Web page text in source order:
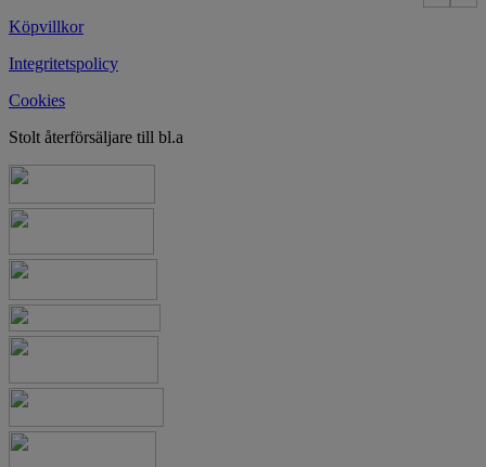
Köpvillkor
Integritetspolicy
Cookies
Stolt återförsäljare till bl.a